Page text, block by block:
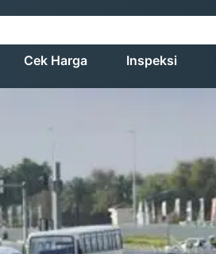
Cek Harga Inspeksi